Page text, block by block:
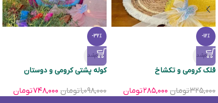
-12%
تمام‌شد
قلک کرومی و تکشاخ
۳۲۵,۰۰۰تومان ۲۸۵,۰۰۰تومان
-32%
تمام‌شد
کوله پشتی کرومی و دوستان
۱,۰۹۸,۰۰۰تومان ۷۴۸,۰۰۰تومان